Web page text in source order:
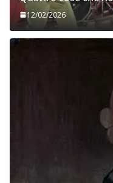
12/02/2026